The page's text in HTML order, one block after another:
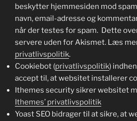
beskytter hjemmesiden mod
navn, email-adresse og
når der testes for spam. Dette
servere uden for Akismet. Læs
privatlivspolitik.
Cookiebot (privatlivspolitik)
accept til, at websitet installerer
Ithemes security sikrer websitet
Ithemes’ privatlivspolitik
Yoast SEO bidrager til at sikre, at